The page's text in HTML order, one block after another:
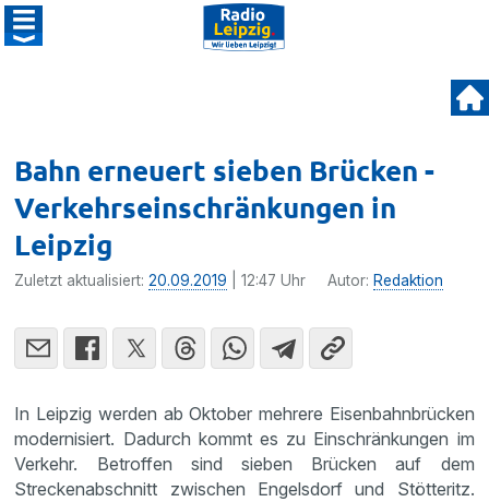
Bahn erneuert sieben Brücken -
Verkehrseinschränkungen in
Leipzig
Zuletzt aktualisiert:20.09.2019 | 12:47 Uhr Autor: Redaktion
In Leipzig werden ab Oktober mehrere Eisenbahnbrücken
modernisiert. Dadurch kommt es zu Einschränkungen im
Verkehr. Betroffen sind sieben Brücken auf dem
Streckenabschnitt zwischen Engelsdorf und Stötteritz.